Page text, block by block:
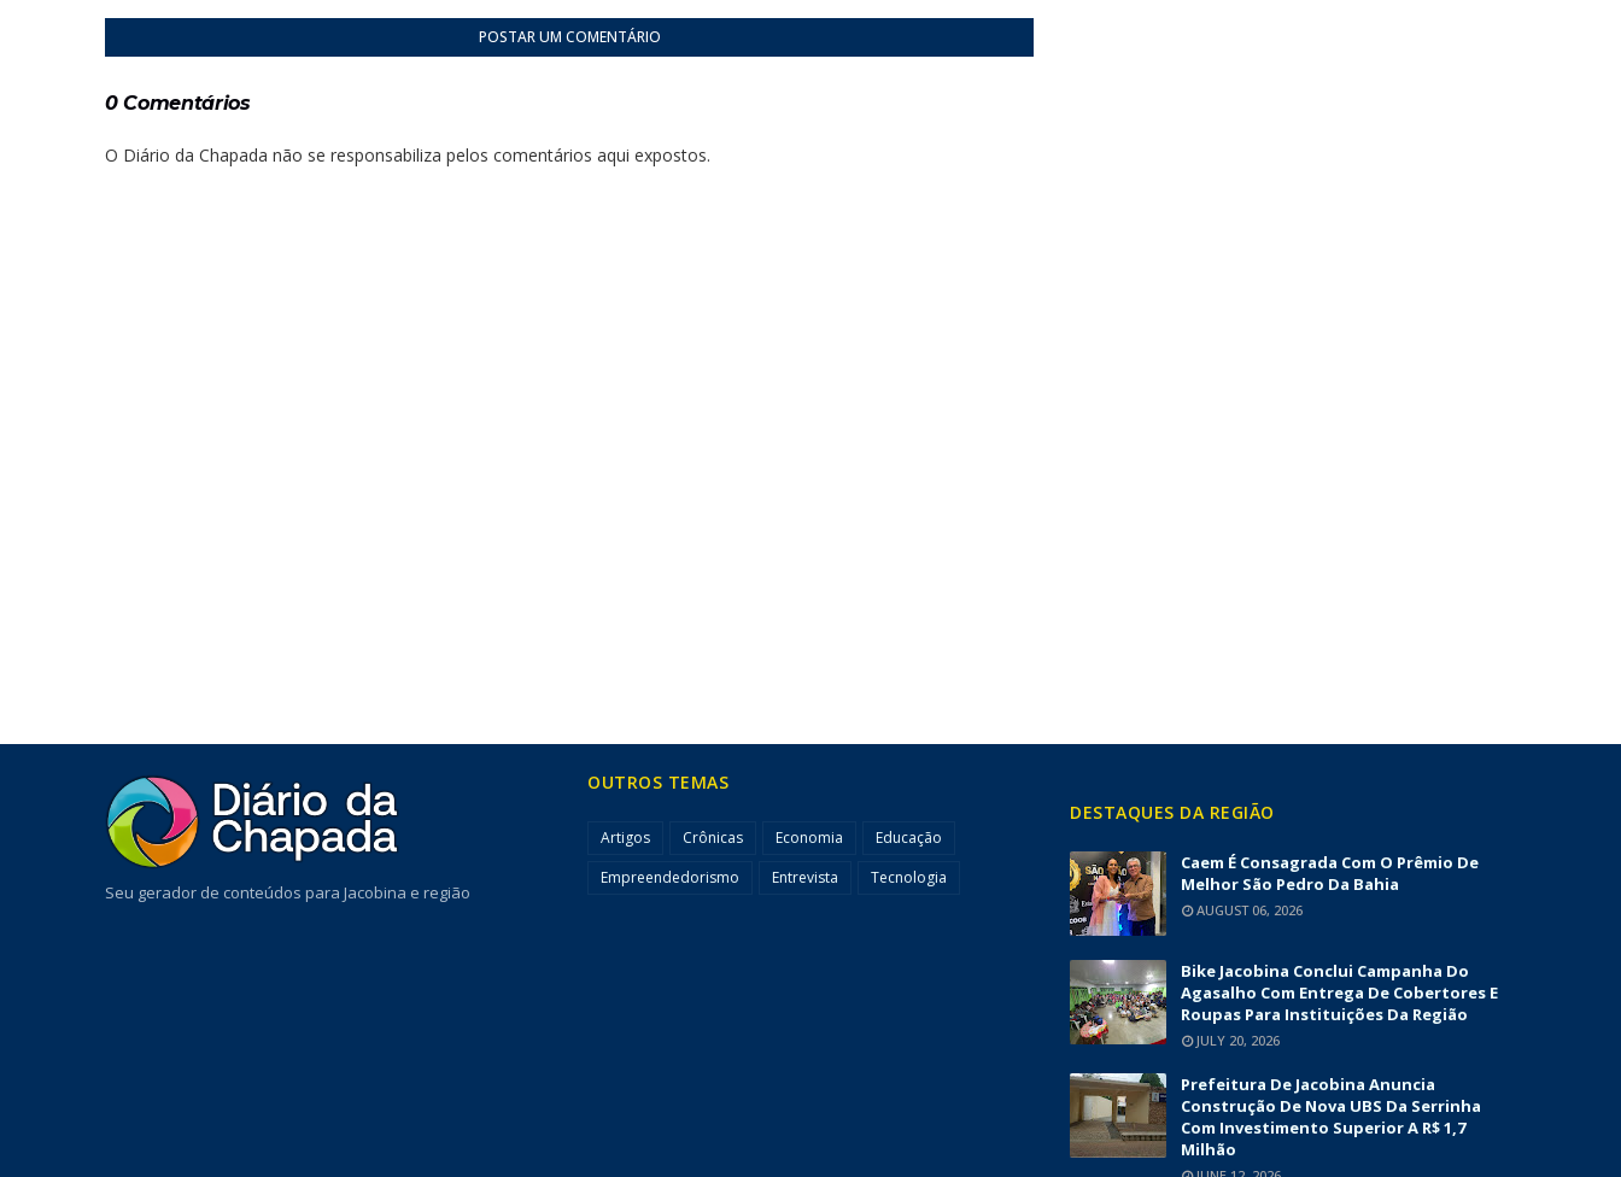
POSTAR UM COMENTÁRIO
0 Comentários
O Diário da Chapada não se responsabiliza pelos comentários aqui expostos.
Seu gerador de conteúdos para Jacobina e região
OUTROS TEMAS
Artigos Crônicas Economia
Educação
Empreendedorismo
Entrevista Tecnologia
DESTAQUES DA REGIÃO
Caem É Consagrada Com O Prêmio De
Melhor São Pedro Da Bahia
AUGUST 06, 2026
Bike Jacobina Conclui Campanha Do
Agasalho Com Entrega De Cobertores E
Roupas Para Instituições Da Região
JULY 20, 2026
Prefeitura De Jacobina Anuncia
Construção De Nova UBS Da Serrinha
Com Investimento Superior A R$ 1,7
Milhão